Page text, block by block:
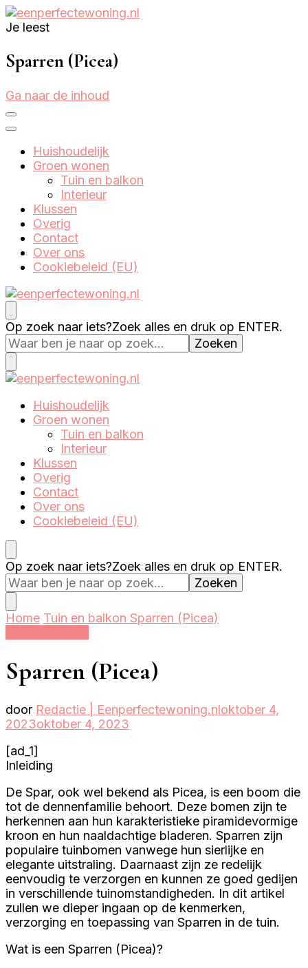
Je leest
Sparren (Picea)
Ga naar de inhoud
Huishoudelijk
Groen wonen
Tuin en balkon
Interieur
Klussen
Overig
Contact
Over ons
Cookiebeleid (EU)
Eenperfectewoning.nl
We brengen jouw droomhuis tot leven
Op zoek naar iets?Zoek alles en druk op ENTER.
Eenperfectewoning.nl
We brengen jouw droomhuis tot leven
Huishoudelijk
Groen wonen
Tuin en balkon
Interieur
Klussen
Overig
Contact
Over ons
Cookiebeleid (EU)
Op zoek naar iets?Zoek alles en druk op ENTER.
Home Tuin en balkon Sparren (Picea)
Sparren (Picea)
door Redactie | Eenperfectewoning.nloktober 4,
2023oktober 4, 2023
[ad_1]
Inleiding
De Spar, ook wel bekend als Picea, is een boom die
tot de dennenfamilie behoort. Deze bomen zijn te
herkennen aan hun karakteristieke piramidevormige
kroon en hun naaldachtige bladeren. Sparren zijn
populaire tuinbomen vanwege hun sierlijke en
elegante uitstraling. Daarnaast zijn ze redelijk
eenvoudig te verzorgen en kunnen ze goed gedijen
in verschillende tuinomstandigheden. In dit artikel
zullen we dieper ingaan op de kenmerken,
verzorging en toepassing van Sparren in de tuin.
Wat is een Sparren (Picea)?